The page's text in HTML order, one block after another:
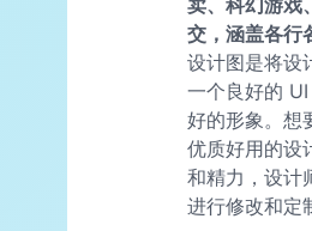
交，涵盖各行
设计图是将设
一个良好的
好的形象。想
优质好用的设
和精力，设计
进行修改和定